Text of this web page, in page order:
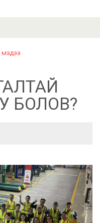
мэдээ
ЮУ БОЛОВ?